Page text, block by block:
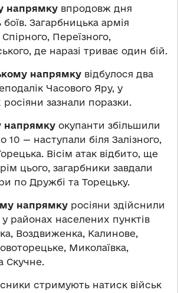
напрямку впродовж дня
Загарбницька армія
Переїзного,
де наразі триває один бій.
напрямку відбулося два
Часового Яру, у
росіяни зазнали поразки.
напрямку окупанти збільшили
10 — наступали біля Залізного,
Вісім атак відбито, ще
цього, загарбники завдали
по Дружбі та Торецьку.
напрямку росіяни здійснили
у районах населених пунктів
Воздвиженка, Калинове,
Миколаївка,
Скучне.
стримують натиск військ